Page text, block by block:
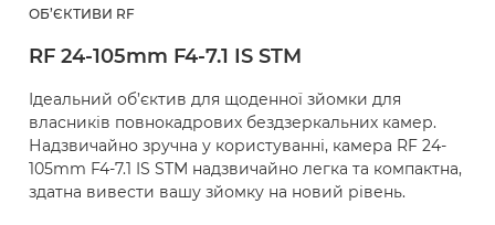
ОБ’ЄКТИВИ RF
RF 24-105mm F4-7.1 IS STM
Ідеальний об’єктив для щоденної зйомки для
власників повнокадрових бездзеркальних камер.
Надзвичайно зручна у користуванні, камера RF 24-
105mm F4-7.1 IS STM надзвичайно легка та компактна,
здатна вивести вашу зйомку на новий рівень.